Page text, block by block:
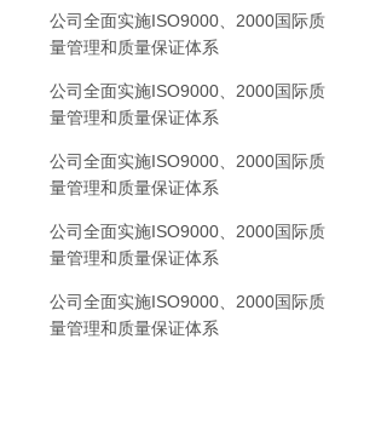
公司全面实施ISO9000、2000国际质
量管理和质量保证体系
公司全面实施ISO9000、2000国际质
量管理和质量保证体系
公司全面实施ISO9000、2000国际质
量管理和质量保证体系
公司全面实施ISO9000、2000国际质
量管理和质量保证体系
公司全面实施ISO9000、2000国际质
量管理和质量保证体系